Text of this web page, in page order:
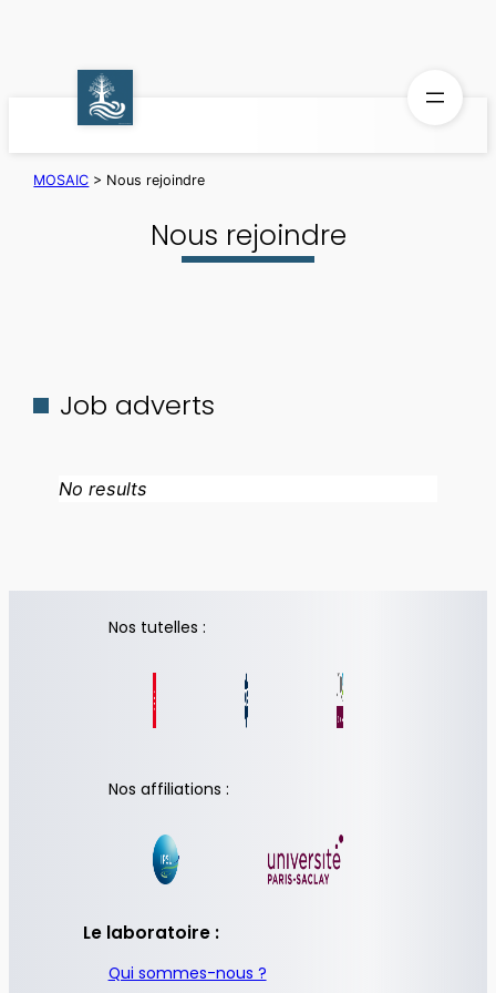
MOSAIC > Nous rejoindre
Nous rejoindre
Job adverts
No results
Nos tutelles :
Nos affiliations :
Le laboratoire :
Qui sommes-nous ?